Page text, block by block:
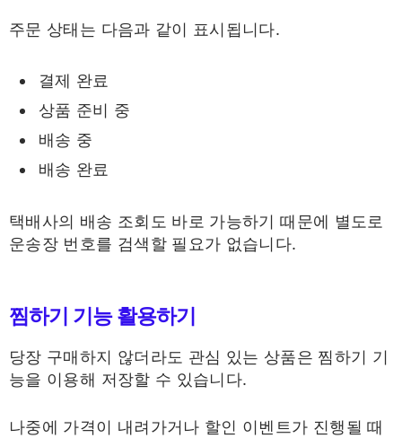
주문 상태는 다음과 같이 표시됩니다.
결제 완료
상품 준비 중
배송 중
배송 완료
택배사의 배송 조회도 바로 가능하기 때문에 별도로
운송장 번호를 검색할 필요가 없습니다.
찜하기 기능 활용하기
당장 구매하지 않더라도 관심 있는 상품은 찜하기 기
능을 이용해 저장할 수 있습니다.
나중에 가격이 내려가거나 할인 이벤트가 진행될 때